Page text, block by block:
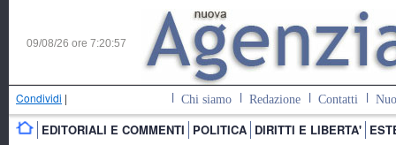
09/08/26 ore 7:20:58
Condividi | Chi siamo Redazione Contatti
EDITORIALI E COMMENTI POLITICA DIRITTI E LIBERTA'